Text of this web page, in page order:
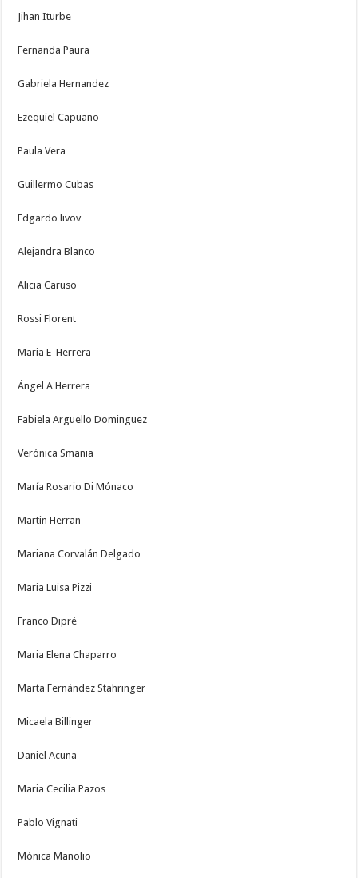
Jihan Iturbe
Fernanda Paura
Gabriela Hernandez
Ezequiel Capuano
Paula Vera
Guillermo Cubas
Edgardo livov
Alejandra Blanco
Alicia Caruso
Rossi Florent
Maria E Herrera
Ángel A Herrera
Fabiela Arguello Dominguez
Verónica Smania
María Rosario Di Mónaco
Martin Herran
Mariana Corvalán Delgado
Maria Luisa Pizzi
Franco Dipré
Maria Elena Chaparro
Marta Fernández Stahringer
Micaela Billinger
Daniel Acuña
Maria Cecilia Pazos
Pablo Vignati
Mónica Manolio